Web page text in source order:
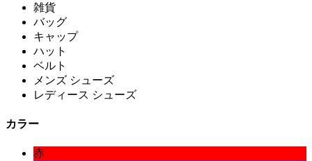
雑貨
バッグ
キャップ
ハット
ベルト
メンズ シューズ
レディース シューズ
カラー
赤